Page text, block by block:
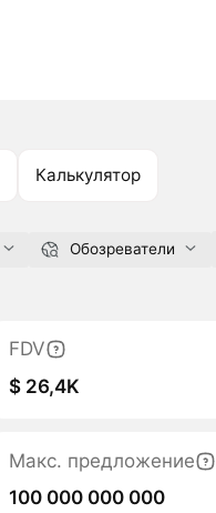
Калькулятор
Обозреватели
FDV
$ 26,4K
Макс. предложение
100 000 000 000